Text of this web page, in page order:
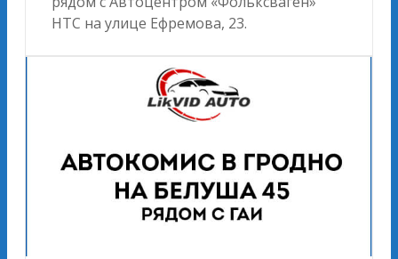
НТС на улице Ефремова, 23.